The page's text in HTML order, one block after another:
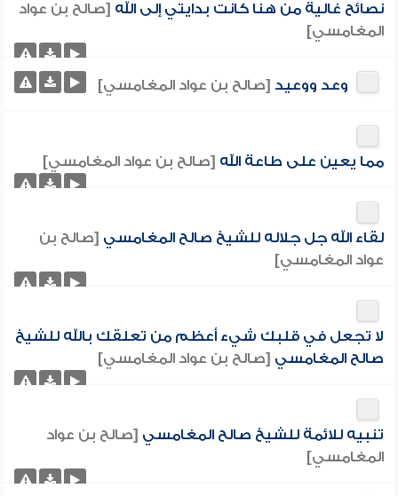
نصائح غالية من هنا كانت بدايتي إلى الله [صالح بن عواد
المغامسي]
وعد ووعيد [صالح بن عواد المغامسي]
مما يعين على طاعة الله [صالح بن عواد المغامسي]
لقاء الله جل جلاله للشيخ صالح المغامسي [صالح بن
عواد المغامسي]
لا تجعل في قلبك شيء أعظم من تعلقك بالله للشيخ
صالح المغامسي [صالح بن عواد المغامسي]
تنبيه للائمة للشيخ صالح المغامسي [صالح بن عواد
المغامسي]